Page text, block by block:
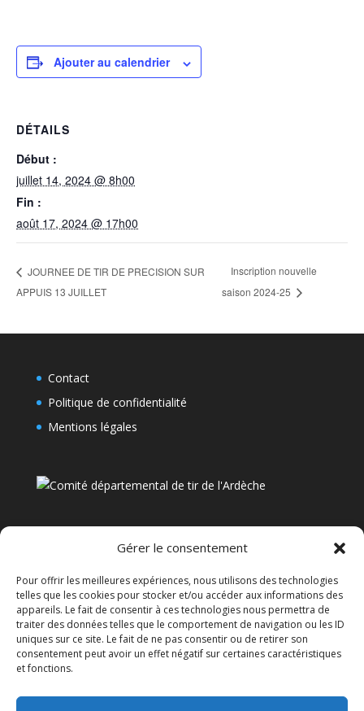
Gérer le consentement
Pour offrir les meilleures expériences, nous utilisons des technologies
telles que les cookies pour stocker et/ou accéder aux informations des
appareils. Le fait de consentir à ces technologies nous permettra de
traiter des données telles que le comportement de navigation ou les ID
uniques sur ce site. Le fait de ne pas consentir ou de retirer son
consentement peut avoir un effet négatif sur certaines caractéristiques
et fonctions.
Ajouter au calendrier
DÉTAILS
Début :
juillet 14, 2024 @ 8h00
Fin :
août 17, 2024 @ 17h00
JOURNEE DE TIR DE PRECISION SUR
APPUIS 13 JUILLET
Inscription nouvelle
saison 2024-25
Contact
Politique de confidentialité
Mentions légales